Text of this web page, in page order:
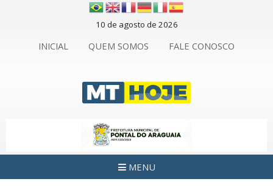
10 de agosto de 2026
INICIAL QUEM SOMOS FALE CONOSCO
MENU